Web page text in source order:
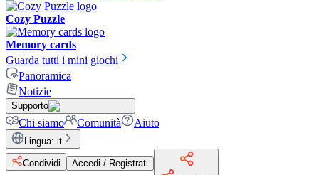
Cozy Puzzle
Memory cards
Guarda tutti i mini giochi
Panoramica
Notizie
Supporto
Chi siamo Comunità Aiuto
Lingua: it
Condividi
Accedi / Registrati